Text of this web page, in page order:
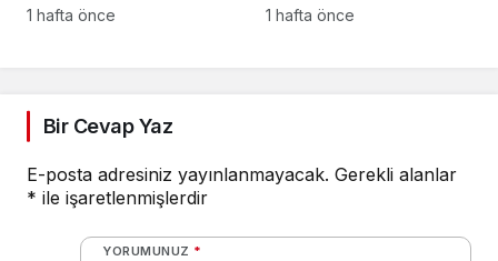
1 hafta önce
ettiler:
1 hafta önce
Bir Cevap Yaz
E-posta adresiniz yayınlanmayacak. Gerekli alanlar
* ile işaretlenmişlerdir
YORUMUNUZ *